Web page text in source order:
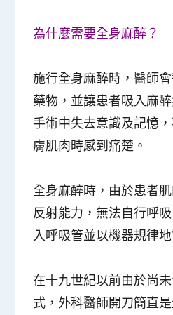
為什麼需要全身麻醉？
施行全身麻醉時，醫師
藥物，並讓患者吸入麻
手術中失去意識及記憶
膚肌肉時感到痛楚 。
全身麻醉時，由於患者
反射能力 ， 無法自行呼吸
入呼吸管並以機器規律
在十九世紀以前由於尚
式，外科醫師開刀簡直